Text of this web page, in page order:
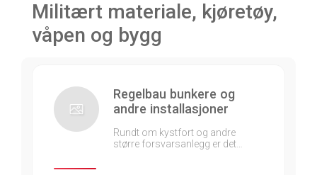
Militært materiale, kjøretøy,
våpen og bygg
Regelbau bunkere og
andre installasjoner
Rundt om kystfort og andre
større forsvarsanlegg er det…